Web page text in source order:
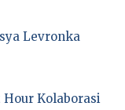
Levronka
Kolaborasi